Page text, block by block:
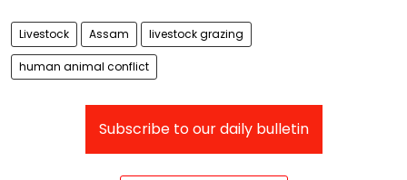
Livestock Assam livestock grazing
human animal conflict
Subscribe to our daily bulletin